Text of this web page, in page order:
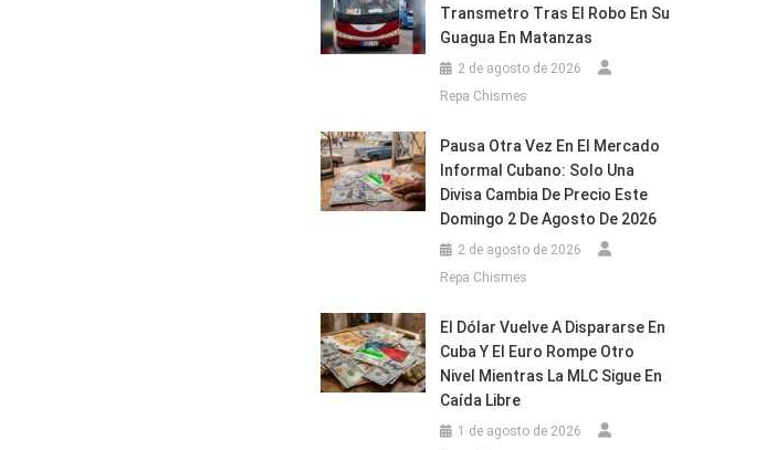
Transmetro Tras El Robo En Su
Guagua En Matanzas
2 de agosto de 2026
Repa Chismes
Pausa Otra Vez En El Mercado
Informal Cubano: Solo Una
Divisa Cambia De Precio Este
Domingo 2 De Agosto De 2026
2 de agosto de 2026
Repa Chismes
El Dólar Vuelve A Dispararse En
Cuba Y El Euro Rompe Otro
Nivel Mientras La MLC Sigue En
Caída Libre
1 de agosto de 2026